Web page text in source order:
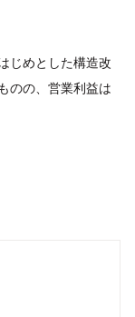
じめとした構造改
のの、営業利益は